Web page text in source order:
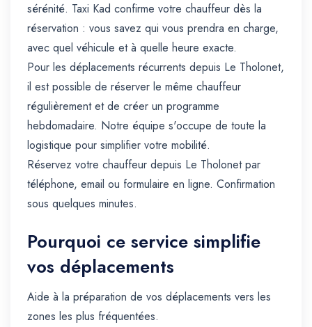
sérénité. Taxi Kad confirme votre chauffeur dès la
réservation : vous savez qui vous prendra en charge,
avec quel véhicule et à quelle heure exacte.
Pour les déplacements récurrents depuis Le Tholonet,
il est possible de réserver le même chauffeur
régulièrement et de créer un programme
hebdomadaire. Notre équipe s'occupe de toute la
logistique pour simplifier votre mobilité.
Réservez votre chauffeur depuis Le Tholonet par
téléphone, email ou formulaire en ligne. Confirmation
sous quelques minutes.
Pourquoi ce service simplifie
vos déplacements
Aide à la préparation de vos déplacements vers les
zones les plus fréquentées.